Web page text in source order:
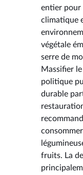
entier pour
climatique
végétale
serre de
Massifier
politique
durable
fruits. La